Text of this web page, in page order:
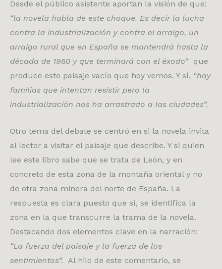
Desde el público asistente aportan la visión de que:
“la novela habla de este choque. Es decir la lucha
contra la industrialización y contra el arraigo, un
arraigo rural que en España se mantendrá hasta la
década de 1960 y que terminará con el éxodo”que
produce este paisaje vacío que hoy vemos. Y sí, “hay
familias que intentan resistir pero la
industrialización nos ha arrastrado a las ciudades”.
Otro tema del debate se centró en si la novela invita
al lector a visitar el paisaje que describe. Y si quien
lee este libro sabe que se trata de León, y en
concreto de esta zona de la montaña oriental y no
de otra zona minera del norte de España. La
respuesta es clara puesto que sí, se identifica la
zona en la que transcurre la trama de la novela.
Destacando dos elementos clave en la narración:
“La fuerza del paisaje y la fuerza de los
sentimientos”. Al hilo de este comentario, se